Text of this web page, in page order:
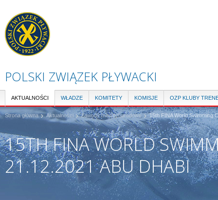
POLSKI ZWIĄZEK PŁYWACKI
AKTUALNOŚCI WŁADZE KOMITETY KOMISJE OZP KLUBY
Strona główna Aktualności Zawody międzynarodowe 15th FINA World Swimming
15TH FINA WORLD
21.12.2021 ABU DHABI